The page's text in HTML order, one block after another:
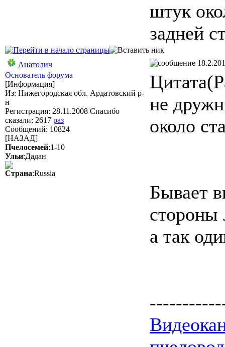
штук
задней
Анатолич
Основатель форума
[Информация]
Из: Нижегородская обл. Ардатовский р-
н
Регистрация: 28.11.2008 Спасибо
сказали: 2617 раз
Сообщений: 10824
[НАЗАД]
Пчелосемей:1-10
Ульи:Дадан
Страна:Russia
не
около
Бывает
стороны
а так